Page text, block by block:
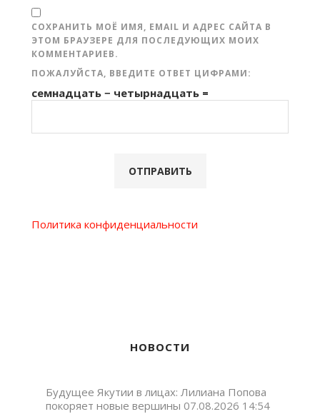
СОХРАНИТЬ МОЁ ИМЯ, EMAIL И АДРЕС САЙТА В
ЭТОМ БРАУЗЕРЕ ДЛЯ ПОСЛЕДУЮЩИХ МОИХ
КОММЕНТАРИЕВ.
ПОЖАЛУЙСТА, ВВЕДИТЕ ОТВЕТ ЦИФРАМИ:
семнадцать − четырнадцать =
Политика конфиденциальности
НОВОСТИ
Будущее Якутии в лицах: Лилиана Попова
покоряет новые вершины 07.08.2026 14:54